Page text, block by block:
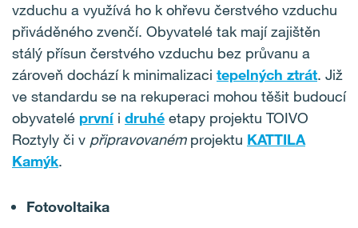
vzduchu a využívá ho k ohřevu čerstvého vzduchu
přiváděného zvenčí. Obyvatelé tak mají zajištěn
stálý přísun čerstvého vzduchu bez průvanu a
zároveň dochází k minimalizaci tepelných ztrát. Již
ve standardu se na rekuperaci mohou těšit budoucí
obyvatelé prvníi druhé etapy projektu TOIVO
Roztyly či v připravovanémprojektu KATTILA
Kamýk.
Fotovoltaika